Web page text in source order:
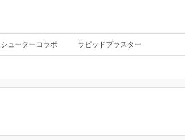
ューターコラボ ラピッドブラスター